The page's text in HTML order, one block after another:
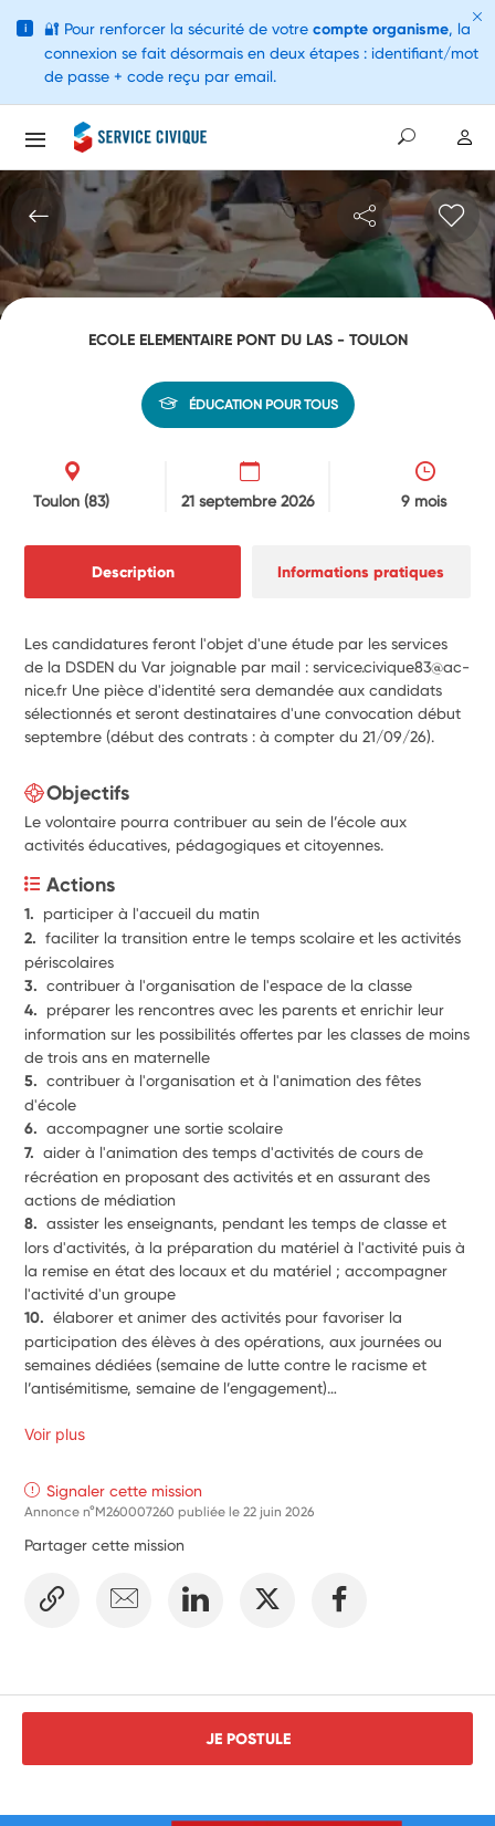
ECOLE ELEMENTAIRE PONT DU LAS - TOULON
ÉDUCATION POUR TOUS
Toulon(83) 21 septembre 2026 9 mois
Description Informations pratiques
Les candidatures feront l'objet d'une étude par les services
de la DSDEN du Var joignable par mail : service.civique83@ac-
nice.fr Une pièce d'identité sera demandée aux candidats
sélectionnés et seront destinataires d'une convocation début
septembre (début des contrats : à compter du 21/09/26).
Objectifs
Le volontaire pourra contribuer au sein de l’école aux
activités éducatives, pédagogiques et citoyennes.
Actions
1. participer à l'accueil du matin
2. faciliter la transition entre le temps scolaire et les activités
périscolaires
3. contribuer à l'organisation de l'espace de la classe
4. préparer les rencontres avec les parents et enrichir leur
information sur les possibilités offertes par les classes de moins
de trois ans en maternelle
5. contribuer à l'organisation et à l'animation des fêtes
d'école
6. accompagner une sortie scolaire
7. aider à l'animation des temps d'activités de cours de
récréation en proposant des activités et en assurant des
actions de médiation
8. assister les enseignants, pendant les temps de classe et
lors d'activités, à la préparation du matériel à l'activité puis à
la remise en état des locaux et du matériel ; accompagner
10. élaborer et animer des activités pour favoriser la
participation des élèves à des opérations, aux journées ou
semaines dédiées (semaine de lutte contre le racisme et
Voir plus
Signaler cette mission
Annonce n°M260007260 publiée le22 juin 2026
Partager cette mission
JE POSTULE
i 🔐 Pour renforcer la sécurité de votre compte organisme, la
connexion se fait désormais en deux étapes : identifiant/mot
de passe + code reçu par email.